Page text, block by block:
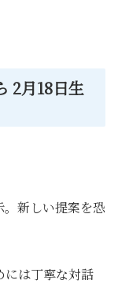
2月18日生
。新しい提案を恐
には丁寧な対話